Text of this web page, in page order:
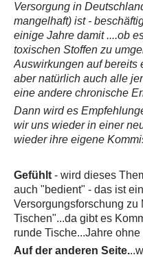
Versorgung in
mangelhaft) ist -
einige Jahre damit ....ob
toxischen Stoffen zu
Auswirkungen auf bereits
aber natürlich auch alle
eine andere chronische
Dann wird es
wir uns wieder in einer
wieder ihre eigene
Gefühlt - wird dieses
auch "bedient" - das ist
Versorgungsforschung zu
Tischen"...da gibt es
runde Tische...Jahre
Auf der anderen Seite.